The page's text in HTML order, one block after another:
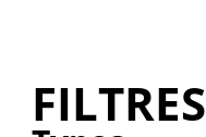
FILTRES